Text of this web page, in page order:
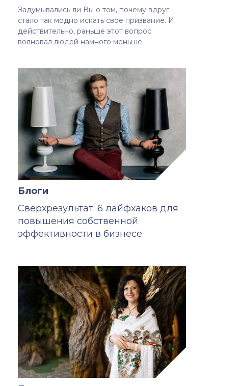
Задумывались ли Вы о том, почему вдруг
стало так модно искать свое призвание. И
действительно, раньше этот вопрос
волновал людей намного меньше.
Блоги
Сверхрезультат: 6 лайфхаков для
повышения собственной
эффективности в бизнесе